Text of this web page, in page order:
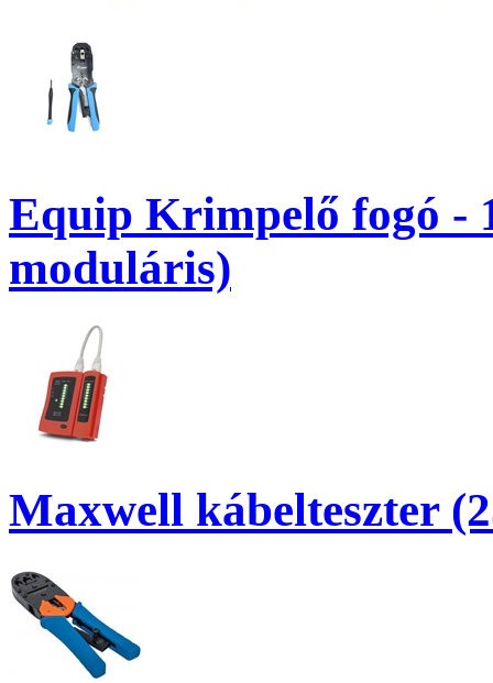
Equip Krimpelő fogó -
moduláris)
Maxwell kábelteszter